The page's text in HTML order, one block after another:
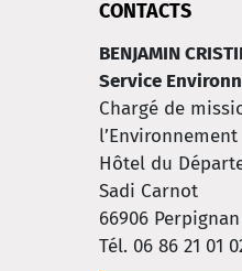
CONTACTS
BENJAMIN
Service
Chargé de
l’Environnement
Hôtel du
Sadi Carnot
66906
Tél. 06 86 21 01